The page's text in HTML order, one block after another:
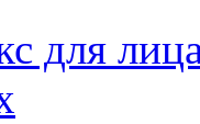
для